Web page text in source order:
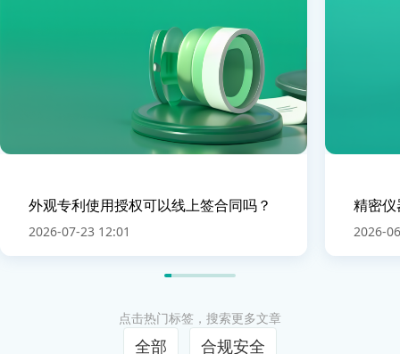
外观专利使用授权可以线上签合同吗？
2026-07-23 12:01
精密
2026-
点击热门标签，搜索更多文章
全部 合规安全